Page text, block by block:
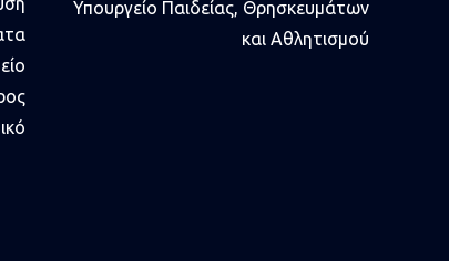
Υπουργείο Παιδείας, Θρησκευμάτων
και Αθλητισμού